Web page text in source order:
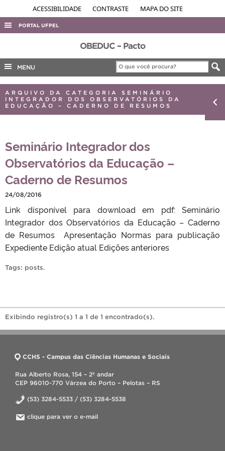
ACESSIBILIDADE CONTRASTE MAPA DO SITE
PORTAL UFPEL
ACESSO À INFORMAÇÃO
AUDITORIA
COBALTO
CONCURSOS
OUVIDORIA
PORTARIAS
TELEFONES
OBEDUC – Pacto
MENU
ARQUIVO DA CATEGORIA SEMINÁRIO
INTEGRADOR DOS OBSERVATÓRIOS DA
EDUCAÇÃO – CADERNO DE RESUMOS
Seminário Integrador dos
Observatórios da Educação –
Caderno de Resumos
24/08/2016
Link disponível para download em pdf: Seminário
Integrador dos Observatórios da Educação – Caderno
de Resumos Apresentação Normas para publicação
Expediente Edição atual Edições anteriores
Tags: posts.
Exibindo registro(s) 1 a 1 de 1 encontrado(s).
CCHS - Campus das Ciências Humanas e Sociais
Rua Alberto Rosa, 154 – 2º andar
CEP 96010-770 Várzea do Porto – Pelotas – RS
(53) 3284-5533 / (53) 3284-5538
clique para ver o e-mail